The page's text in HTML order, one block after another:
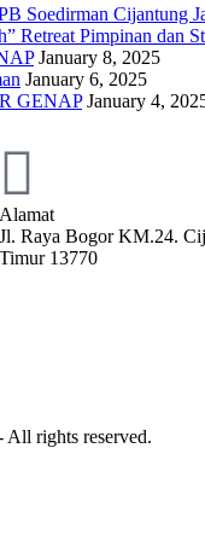
Soedirman Cijantung
Retreat Pimpinan dan
January 8, 2025
January 6, 2025
GENAP January 4,
Alamat
Jl. Raya Bogor KM.24.
Timur 13770
rights reserved.